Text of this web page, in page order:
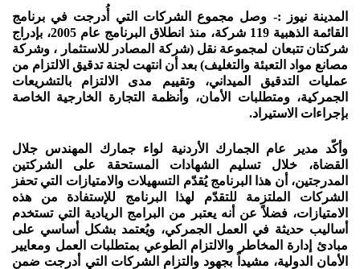
المدينة نيوز :- وصل مجموع الشركات التي أُدرجت في برنامج
القائمة الذهبية 119 شركة، منذ انطلاق البرنامج عام 2005، بإدراج
شركتان تتبعان لمجموعة نقل (شركة المصادر للاستثمار ، وشركة
مصانع مواد التعبئة والتغليف) بعد أن انتهت لجنة تدقيق الالتزام من
عمليات التدقيق الميداني، وتقييم مدى الالتزام بالتشريعات
الجمركية، ومتطلبات الأمان، وأنظمة التجارة الخارجية الخاصة
بإجراءات الاستيراد.
وأكّد مدير عام الجمارك الأردنية لواء جمارك المهندس جلال
القضاة، خلال تسليم الشهادات المستحقة على الشركتين
المدرجتين، أن هذا البرنامج يُقدّم التسهيلات والامتيازات التي تحفز
الشركات الملتزمة للتقدّم لهذا البرنامج للإستفادة من هذه
الامتيازات، فضلاً عن أنه يعتبر من البرامج الريادية التي تستخدم
أساليب حديثة في العمل الجمركي، ويُعتمد بشكل أساسي على
مبادئ إدارة المخاطر والالتزام الطوعي بمتطلبات العمل ومعايير
الأمان الدولية، مشيداً بجهود والتزام الشركات التي أدرجت ضمن